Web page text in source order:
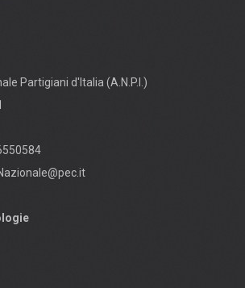
Partigiani d'Italia (A.N.P.I.)